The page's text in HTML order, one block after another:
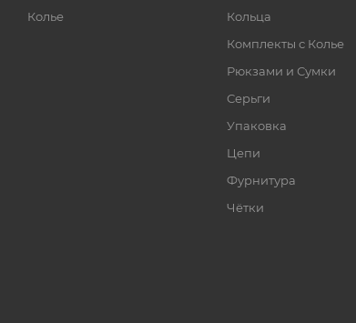
Колье
Кольца
Комплекты с Колье
Рюкзами и Сумки
Серьги
Упаковка
Цепи
Фурнитура
Чётки